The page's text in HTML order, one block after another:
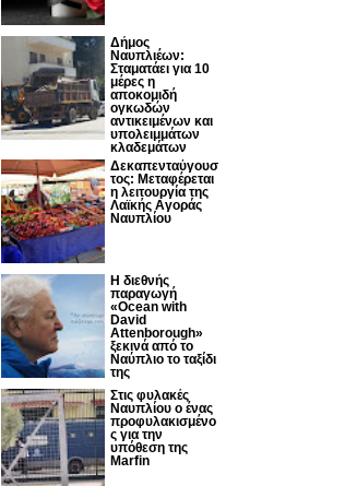
Δήμος
Ναυπλιέων:
Σταματάει για 10
μέρες η
αποκομιδή
ογκωδών
αντικειμένων και
υπολειμμάτων
κλαδεμάτων
Δεκαπενταύγουσ
τος: Μεταφέρεται
η λειτουργία της
Λαϊκής Αγοράς
Ναυπλίου
Η διεθνής
παραγωγή
«Ocean with
David
Attenborough»
ξεκινά από το
Ναύπλιο το ταξίδι
της
Στις φυλακές
Ναυπλίου ο ένας
προφυλακισμένο
ς για την
υπόθεση της
Marfin